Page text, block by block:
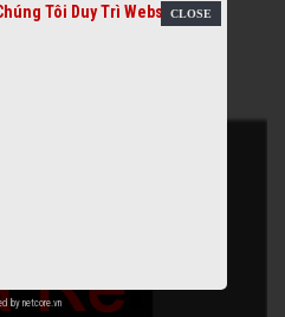
Tôi Duy Trì Website
by netcore.vn